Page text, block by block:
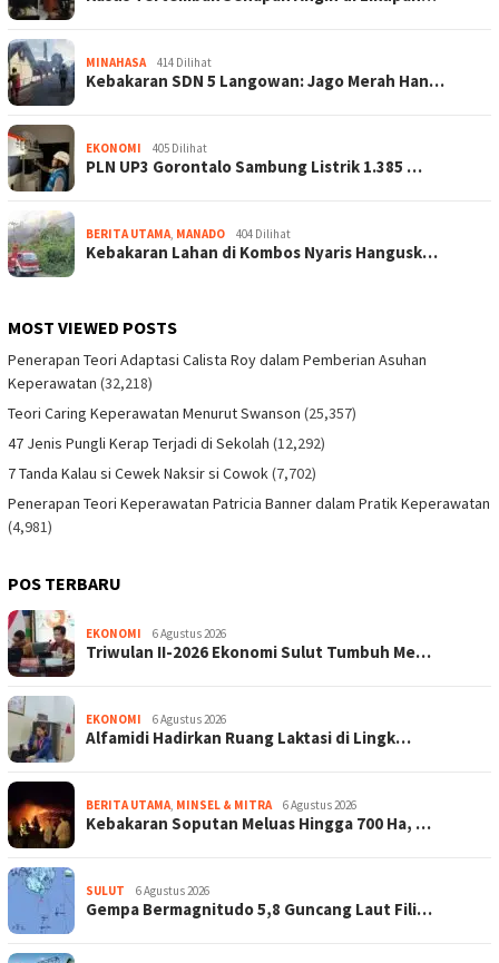
MINAHASA 414 Dilihat
Kebakaran SDN 5 Langowan: Jago Merah Han…
EKONOMI 405 Dilihat
PLN UP3 Gorontalo Sambung Listrik 1.385 …
BERITA UTAMA, MANADO 404 Dilihat
Kebakaran Lahan di Kombos Nyaris Hangusk…
MOST VIEWED POSTS
Penerapan Teori Adaptasi Calista Roy dalam Pemberian Asuhan
Keperawatan (32,218)
Teori Caring Keperawatan Menurut Swanson (25,357)
47 Jenis Pungli Kerap Terjadi di Sekolah (12,292)
7 Tanda Kalau si Cewek Naksir si Cowok(7,702)
Penerapan Teori Keperawatan Patricia Banner dalam Pratik Keperawatan
(4,981)
POS TERBARU
EKONOMI 6 Agustus 2026
Triwulan II-2026 Ekonomi Sulut Tumbuh Me…
EKONOMI 6 Agustus 2026
Alfamidi Hadirkan Ruang Laktasi di Lingk…
BERITA UTAMA, MINSEL & MITRA 6 Agustus 2026
Kebakaran Soputan Meluas Hingga 700 Ha, …
SULUT 6 Agustus 2026
Gempa Bermagnitudo 5,8 Guncang Laut Fili…